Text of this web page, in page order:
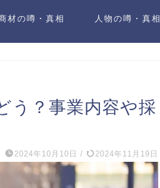
材の噂・真相 人物の噂・真相
う？事業内容や採
2024年10月10日 / 2024年11月19日